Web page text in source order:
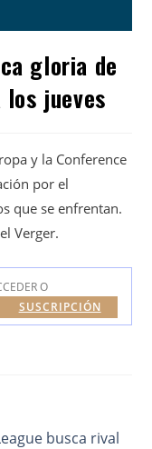
gloria de
los jueves
y la Conference
por el
que se enfrentan.
Verger.
O
SUSCRIPCIÓN
busca rival